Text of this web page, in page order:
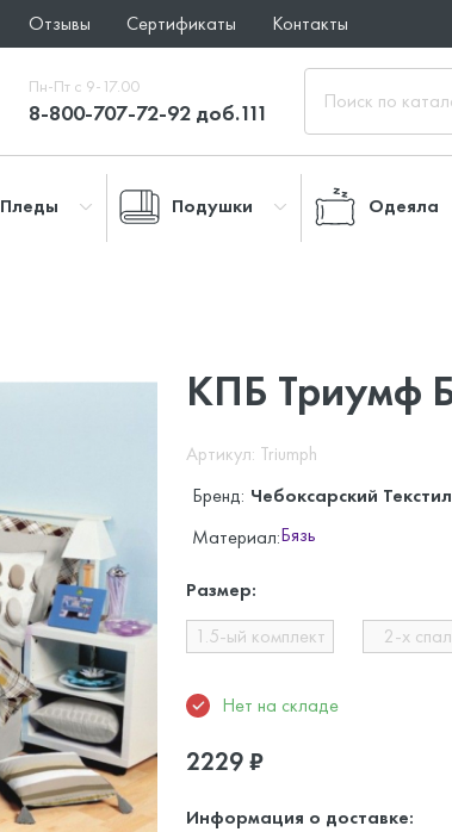
Отзывы Сертификаты Контакты
Пн-Пт с 9-17.00
8-800-707-72-92 доб.111
Пледы Подушки Одеяла
КПБ Триумф
Артикул: Triumph
Бренд: Чебоксарский
Материал:Бязь
Размер:
1.5-ый комплект
2-х
Нет на складе
2229₽
Информация о доставке: